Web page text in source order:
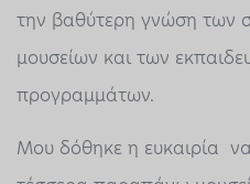
την βαθύτερη γνώση των
μουσείων και των
προγραμμάτων.
Μου δόθηκε η ευκαιρία